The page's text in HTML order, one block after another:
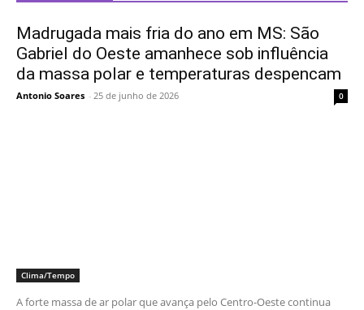
Madrugada mais fria do ano em MS: São
Gabriel do Oeste amanhece sob influência
da massa polar e temperaturas despencam
Antonio Soares - 25 de junho de 2026 0
Clima/Tempo
A forte massa de ar polar que avança pelo Centro-Oeste continua